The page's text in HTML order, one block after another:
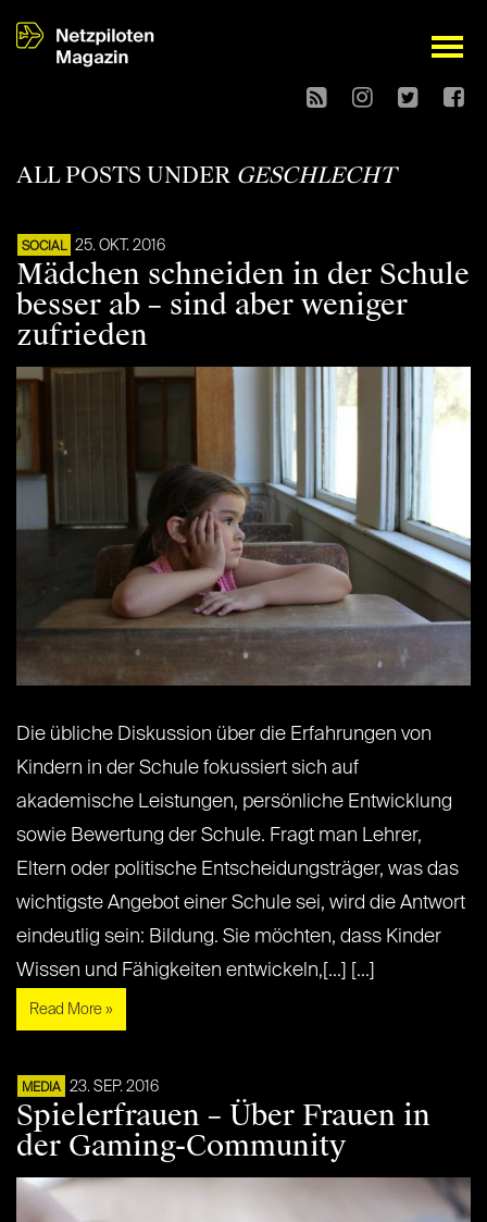
open
ALL POSTS UNDER GESCHLECHT
SOCIAL 25. OKT. 2016
Mädchen schneiden in der Schule
besser ab – sind aber weniger
zufrieden
Die übliche Diskussion über die Erfahrungen von
Kindern in der Schule fokussiert sich auf
akademische Leistungen, persönliche Entwicklung
sowie Bewertung der Schule. Fragt man Lehrer,
Eltern oder politische Entscheidungsträger, was das
wichtigste Angebot einer Schule sei, wird die Antwort
eindeutlig sein: Bildung. Sie möchten, dass Kinder
Wissen und Fähigkeiten entwickeln,[...] [...]
Read More »
MEDIA 23. SEP. 2016
Spielerfrauen – Über Frauen in
der Gaming-Community